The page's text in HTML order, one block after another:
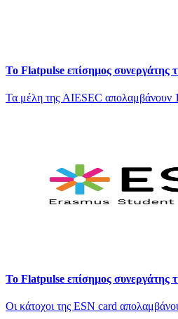
Το Flatpulse επίσημος συνεργάτης
Τα μέλη της AIESEC απολαμβάνουν
Το Flatpulse επίσημος συνεργάτης
Οι κάτοχοι της ESN card